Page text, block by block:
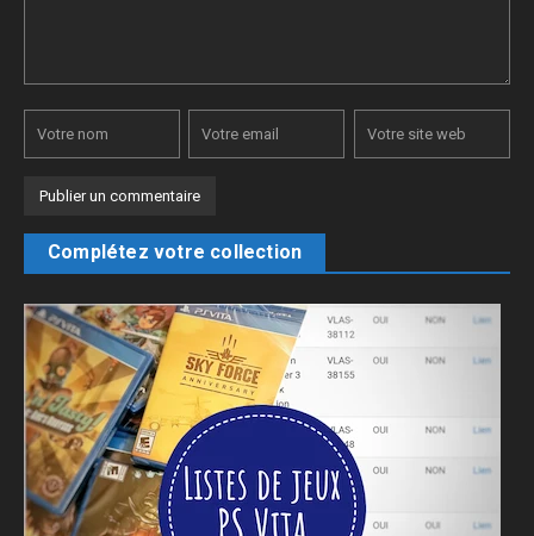
Complétez votre collection